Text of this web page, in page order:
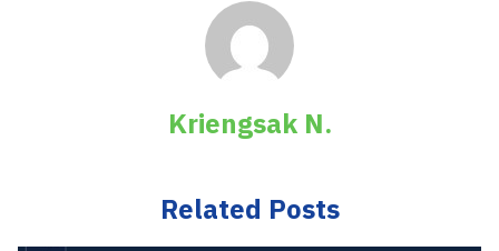
Kriengsak N.
Related Posts